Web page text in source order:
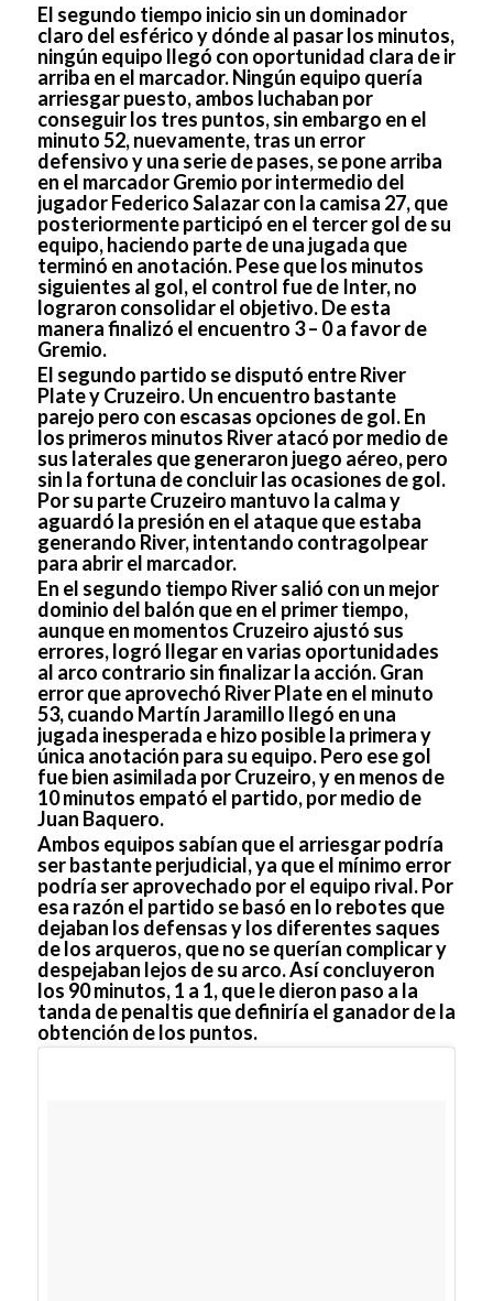
El segundo tiempo inicio sin un dominador
claro del esférico y dónde al pasar los minutos,
ningún equipo llegó con oportunidad clara de ir
arriba en el marcador. Ningún equipo quería
arriesgar puesto, ambos luchaban por
conseguir los tres puntos, sin embargo en el
minuto 52, nuevamente, tras un error
defensivo y una serie de pases, se pone arriba
en el marcador Gremio por intermedio del
jugador Federico Salazar con la camisa 27, que
posteriormente participó en el tercer gol de su
equipo, haciendo parte de una jugada que
terminó en anotación. Pese que los minutos
siguientes al gol, el control fue de Inter, no
lograron consolidar el objetivo. De esta
manera finalizó el encuentro 3 – 0 a favor de
Gremio.
El segundo partido se disputó entre River
Plate y Cruzeiro. Un encuentro bastante
parejo pero con escasas opciones de gol. En
los primeros minutos River atacó por medio de
sus laterales que generaron juego aéreo, pero
sin la fortuna de concluir las ocasiones de gol.
Por su parte Cruzeiro mantuvo la calma y
aguardó la presión en el ataque que estaba
generando River, intentando contragolpear
para abrir el marcador.
En el segundo tiempo River salió con un mejor
dominio del balón que en el primer tiempo,
aunque en momentos Cruzeiro ajustó sus
errores, logró llegar en varias oportunidades
al arco contrario sin finalizar la acción. Gran
error que aprovechó River Plate en el minuto
53, cuando Martín Jaramillo llegó en una
jugada inesperada e hizo posible la primera y
única anotación para su equipo. Pero ese gol
fue bien asimilada por Cruzeiro, y en menos de
10 minutos empató el partido, por medio de
Juan Baquero.
Ambos equipos sabían que el arriesgar podría
ser bastante perjudicial, ya que el mínimo error
podría ser aprovechado por el equipo rival. Por
esa razón el partido se basó en lo rebotes que
dejaban los defensas y los diferentes saques
de los arqueros, que no se querían complicar y
despejaban lejos de su arco. Así concluyeron
los 90 minutos, 1 a 1, que le dieron paso a la
tanda de penaltis que definiría el ganador de la
obtención de los puntos.